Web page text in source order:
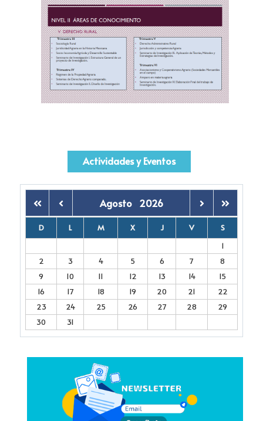
Actividades y Eventos
Agosto 2026
D L M X J V
S
1
2
3 4 5 6 7
8
9
10 11 12 13 14
15
16
17 18 19 20 21
22
23
24 25 26 27 28
29
30
31